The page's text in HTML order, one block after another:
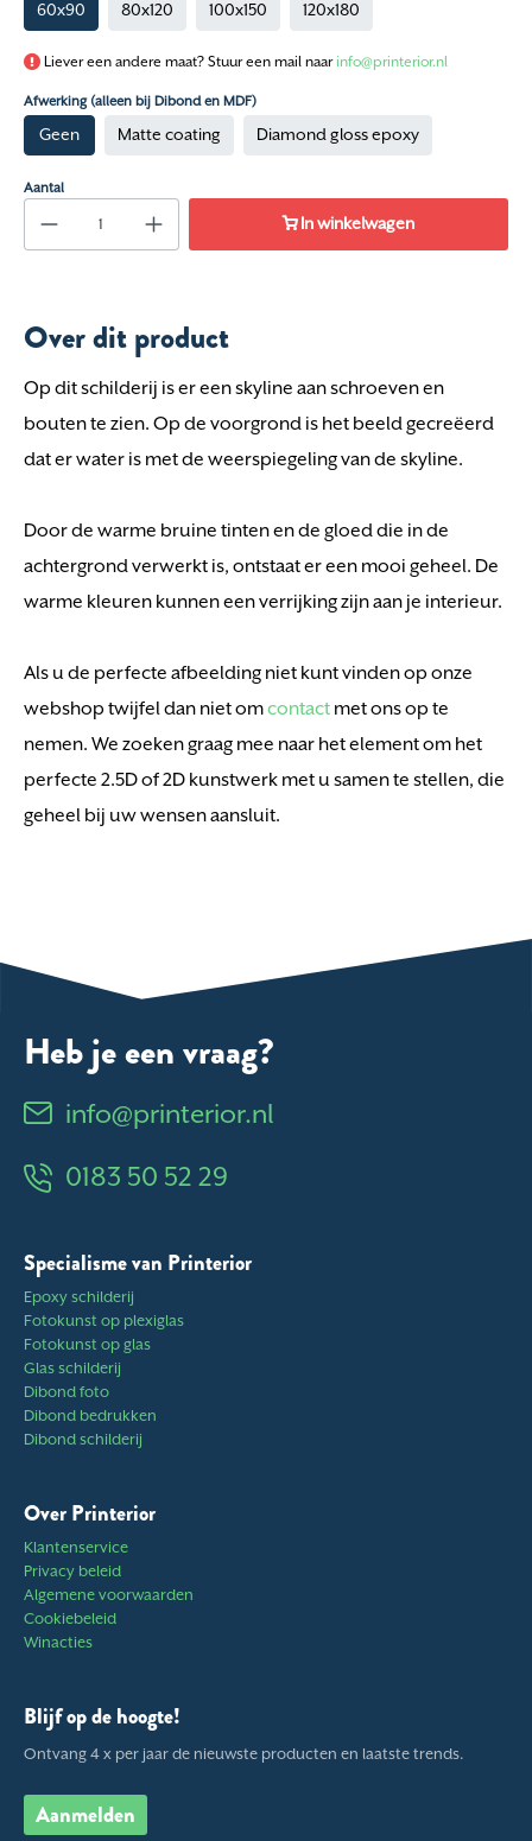
60x90 80x120 100x150 120x180
Liever een andere maat? Stuur een mail naar info@printerior.nl
Afwerking (alleen bij Dibond en MDF)
Geen Matte coating Diamond gloss epoxy
Aantal
In winkelwagen
Over dit product
Op dit schilderij is er een skyline aan schroeven en
bouten te zien. Op de voorgrond is het beeld gecreëerd
dat er water is met de weerspiegeling van de skyline.
Door de warme bruine tinten en de gloed die in de
achtergrond verwerkt is, ontstaat er een mooi geheel. De
warme kleuren kunnen een verrijking zijn aan je interieur.
Als u de perfecte afbeelding niet kunt vinden op onze
webshop twijfel dan niet omcontact met ons op te
nemen. We zoeken graag mee naar het element om het
perfecte 2.5D of 2D kunstwerk met u samen te stellen, die
geheel bij uw wensen aansluit.
Heb je een vraag?
info@printerior.nl
0183 50 52 29
Specialisme van Printerior
Epoxy schilderij
Fotokunst op plexiglas
Fotokunst op glas
Glas schilderij
Dibond foto
Dibond bedrukken
Dibond schilderij
Over Printerior
Klantenservice
Privacy beleid
Algemene voorwaarden
Cookiebeleid
Winacties
Blijf op de hoogte!
Ontvang 4 x per jaar de nieuwste producten en laatste trends.
Aanmelden